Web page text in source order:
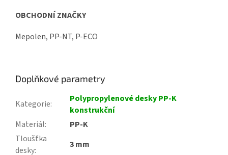
OBCHODNÍ ZNAČKY
Mepolen, PP-NT, P-ECO
Doplňkové parametry
Kategorie:
Polypropylenové desky PP-K
konstrukční
Materiál:
PP-K
Tloušťka
desky:
3 mm